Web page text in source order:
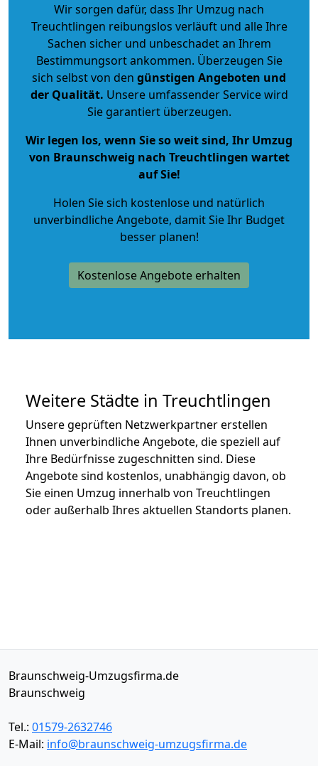
Wir sorgen dafür, dass Ihr Umzug nach
Treuchtlingen reibungslos verläuft und alle Ihre
Sachen sicher und unbeschadet an Ihrem
Bestimmungsort ankommen. Überzeugen Sie
sich selbst von den günstigen Angeboten und
der Qualität. Unsere umfassender Service wird
Sie garantiert überzeugen.
Wir legen los, wenn Sie so weit sind, Ihr Umzug
von Braunschweig nach Treuchtlingen wartet
auf Sie!
Holen Sie sich kostenlose und natürlich
unverbindliche Angebote, damit Sie Ihr Budget
besser planen!
Kostenlose Angebote erhalten
Weitere Städte in Treuchtlingen
Unsere geprüften Netzwerkpartner erstellen
Ihnen unverbindliche Angebote, die speziell auf
Ihre Bedürfnisse zugeschnitten sind. Diese
Angebote sind kostenlos, unabhängig davon, ob
Sie einen Umzug innerhalb von Treuchtlingen
oder außerhalb Ihres aktuellen Standorts planen.
Braunschweig-Umzugsfirma.de
Braunschweig
Tel.: 01579-2632746
E-Mail: info@braunschweig-umzugsfirma.de